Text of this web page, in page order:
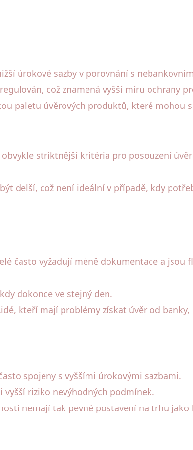
úrokové sazby v porovnání s
což znamená vyšší míru ochrany
paletu úvěrových produktů, které mohou
striktnější kritéria pro posouzení
delší, což není ideální v případě, kdy
často vyžadují méně dokumentace a
dokonce ve stejný den.
kteří mají problémy získat úvěr od
spojeny s vyššími úrokovými sazbami.
vyšší riziko nevýhodných podmínek.
nemají tak pevné postavení na trhu jako